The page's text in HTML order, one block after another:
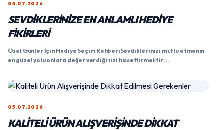
05.07.2026
SEVDIKLERINIZE EN ANLAMLI HEDIYE
FIKIRLERI
Özel Günler İçin Hediye Seçim RehberiSevdiklerinizi mutlu etmenin
en güzel yolu onlara değer verdiğinizi hissettirmektir...
05.07.2026
KALITELI ÜRÜN ALIŞVERIŞINDE DIKKAT